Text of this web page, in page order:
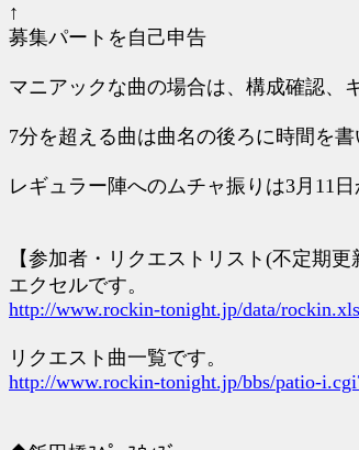
↑
募集パートを自己申告
マニアックな曲の場合は、構成確認、
7分を超える曲は曲名の後ろに時間を書
レギュラー陣へのムチャ振りは3月11日
【参加者・リクエストリスト(不定期更
エクセルです。
http://www.rockin-tonight.jp/data/rockin.xls
リクエスト曲一覧です。
http://www.rockin-tonight.jp/bbs/patio-